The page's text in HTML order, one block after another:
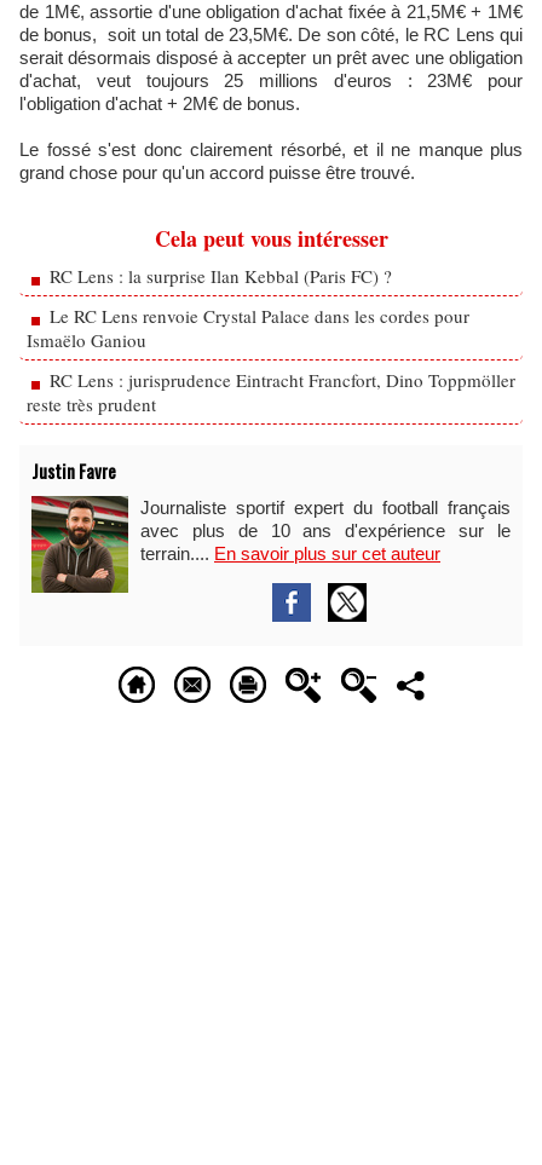
de 1M€, assortie d'une obligation d'achat fixée à 21,5M€ + 1M€
de bonus, soit un total de 23,5M€. De son côté, le RC Lens qui
serait désormais disposé à accepter un prêt avec une obligation
d'achat, veut toujours 25 millions d'euros : 23M€ pour
l'obligation d'achat + 2M€ de bonus.
Le fossé s'est donc clairement résorbé, et il ne manque plus
grand chose pour qu'un accord puisse être trouvé.
Cela peut vous intéresser
RC Lens : la surprise Ilan Kebbal (Paris FC) ?
Le RC Lens renvoie Crystal Palace dans les cordes pour
Ismaëlo Ganiou
RC Lens : jurisprudence Eintracht Francfort, Dino Toppmöller
reste très prudent
Justin Favre
Journaliste sportif expert du football français
avec plus de 10 ans d'expérience sur le
terrain.... En savoir plus sur cet auteur